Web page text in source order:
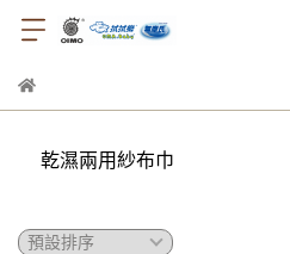
乾濕兩用紗布巾